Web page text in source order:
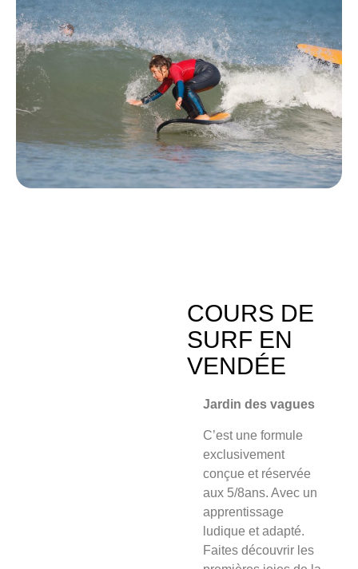
COURS DE
SURF EN
VENDÉE
Jardin des vagues
C’est une formule
exclusivement
conçue et réservée
aux 5/8ans. Avec un
apprentissage
ludique et adapté.
Faites découvrir les